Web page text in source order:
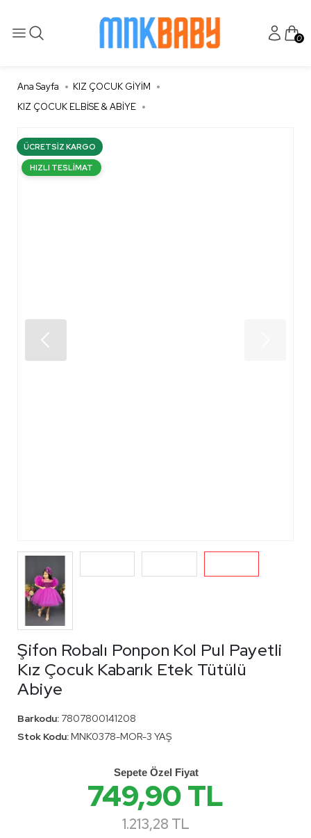
0
Ana Sayfa
KIZ ÇOCUK GİYİM
KIZ ÇOCUK ELBİSE & ABİYE
ÜCRETSIZ KARGO
Şifon Robalı Ponpon Kol Pul Payetli
Kız Çocuk Kabarık Etek Tütülü
Abiye
Barkodu: 7807800141208
Stok Kodu: MNK0378-MOR-3 YAŞ
Sepete Özel Fiyat
749,90 TL
1.213,28 TL